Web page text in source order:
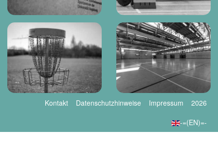
2026
Impressum
Datenschutzhinweise
Kontakt
-=(EN)=-